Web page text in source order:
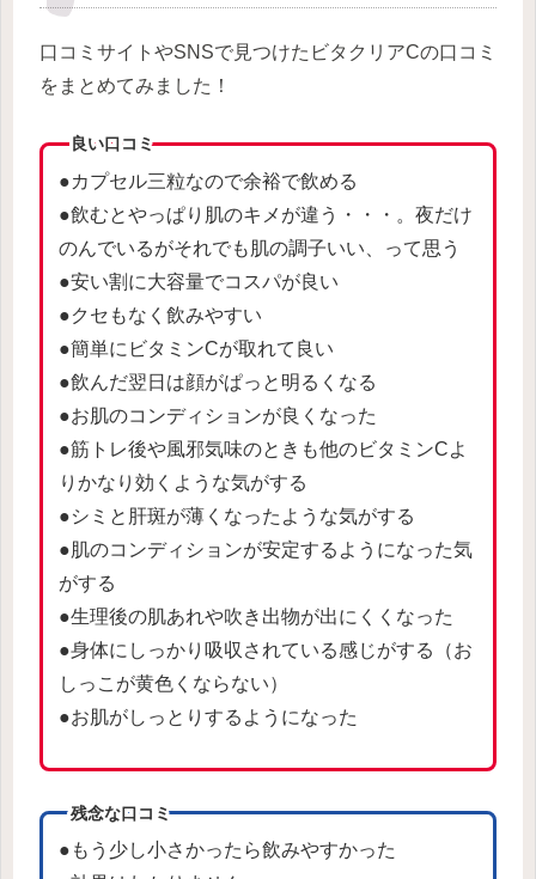
口コミサイトやSNSで見つけたビタクリアCの口コミ
をまとめてみました！
良い口コミ
●カプセル三粒なので余裕で飲める
●飲むとやっぱり肌のキメが違う・・・。夜だけ
のんでいるがそれでも肌の調子いい、って思う
●安い割に大容量でコスパが良い
●クセもなく飲みやすい
●簡単にビタミンCが取れて良い
●飲んだ翌日は顔がぱっと明るくなる
●お肌のコンディションが良くなった
●筋トレ後や風邪気味のときも他のビタミンCよ
りかなり効くような気がする
●シミと肝斑が薄くなったような気がする
●肌のコンディションが安定するようになった気
がする
●生理後の肌あれや吹き出物が出にくくなった
●身体にしっかり吸収されている感じがする（お
しっこが黄色くならない）
●お肌がしっとりするようになった
残念な口コミ
●もう少し小さかったら飲みやすかった